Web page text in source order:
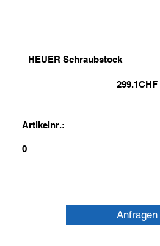
HEUER Schraubstock
299.1CHF
Artikelnr.:
0
Anfragen